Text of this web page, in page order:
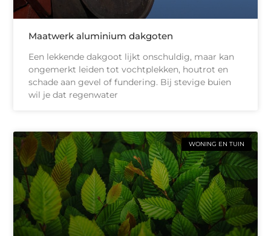
Maatwerk aluminium dakgoten
Een lekkende dakgoot lijkt onschuldig, maar kan
ongemerkt leiden tot vochtplekken, houtrot en
schade aan gevel of fundering. Bij stevige buien
wil je dat regenwater
WONING EN TUIN